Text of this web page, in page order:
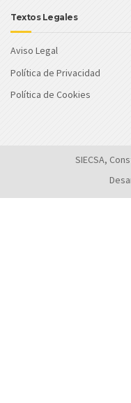
Textos Legales
Aviso Legal
Política de Privacidad
Política de Cookies
SIECSA,